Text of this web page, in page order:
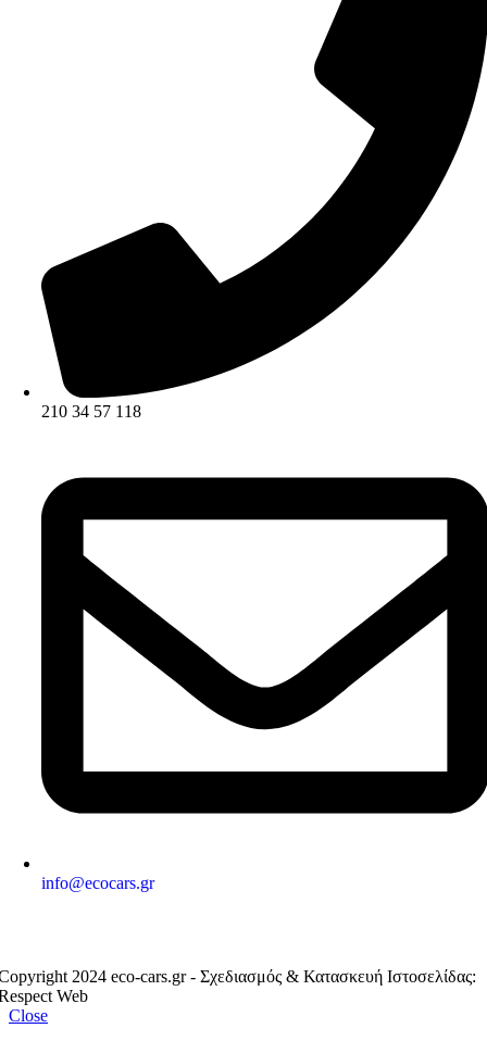
210 34 57 118
info@ecocars.gr
2024 eco-cars.gr - Σχεδιασμός & Κατασκευή Ιστοσελίδας:
Web
Close